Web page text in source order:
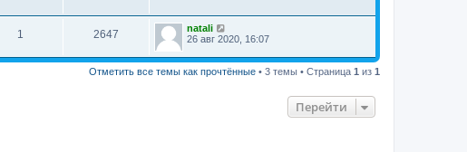
1 2647
natali
26 авг 2020, 16:07
Отметить все темы как прочтённые • 3 темы • Страница 1 из 1
Перейти